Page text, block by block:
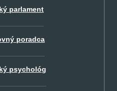
parlament
poradca
psychológ